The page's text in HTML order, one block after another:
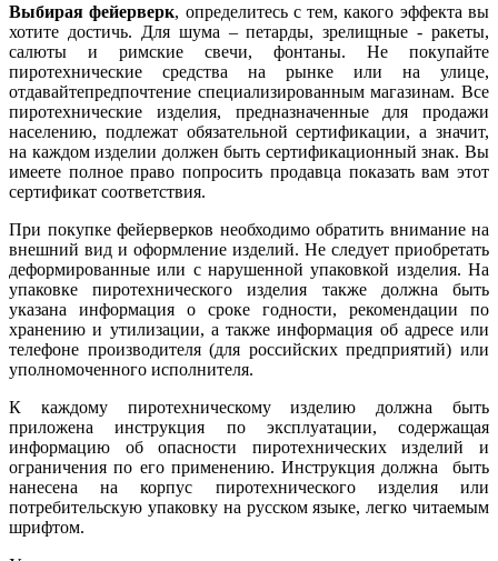
Выбирая фейерверк, определитесь с тем, какого эффекта вы
хотите достичь. Для шума – петарды, зрелищные - ракеты,
салюты и римские свечи, фонтаны. Не покупайте
пиротехнические средства на рынке или на улице,
отдавайтепредпочтение специализированным магазинам. Все
пиротехнические изделия, предназначенные для продажи
населению, подлежат обязательной сертификации, а значит,
на каждом изделии должен быть сертификационный знак. Вы
имеете полное право попросить продавца показать вам этот
сертификат соответствия.
При покупке фейерверков необходимо обратить внимание на
внешний вид и оформление изделий. Не следует приобретать
деформированные или с нарушенной упаковкой изделия. На
упаковке пиротехнического изделия также должна быть
указана информация о сроке годности, рекомендации по
хранению и утилизации, а также информация об адресе или
телефоне производителя (для российских предприятий) или
уполномоченного исполнителя.
К каждому пиротехническому изделию должна быть
приложена инструкция по эксплуатации, содержащая
информацию об опасности пиротехнических изделий и
ограничения по его применению. Инструкция должна быть
нанесена на корпус пиротехнического изделия или
потребительскую упаковку на русском языке, легко читаемым
шрифтом.